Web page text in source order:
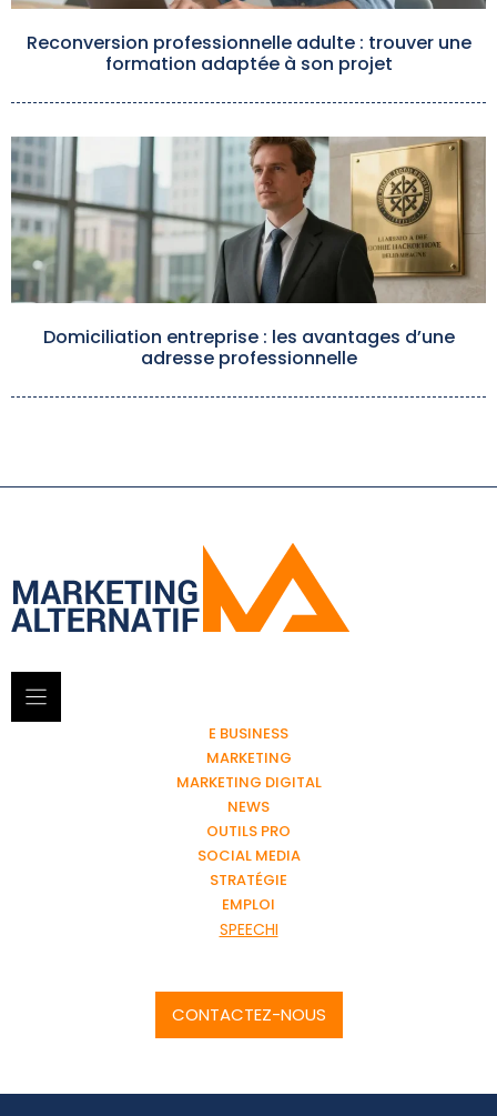
Reconversion professionnelle adulte : trouver une
formation adaptée à son projet
Domiciliation entreprise : les avantages d’une
adresse professionnelle
E BUSINESS
MARKETING
MARKETING DIGITAL
NEWS
OUTILS PRO
SOCIAL MEDIA
STRATÉGIE
EMPLOI
SPEECHI
CONTACTEZ-NOUS